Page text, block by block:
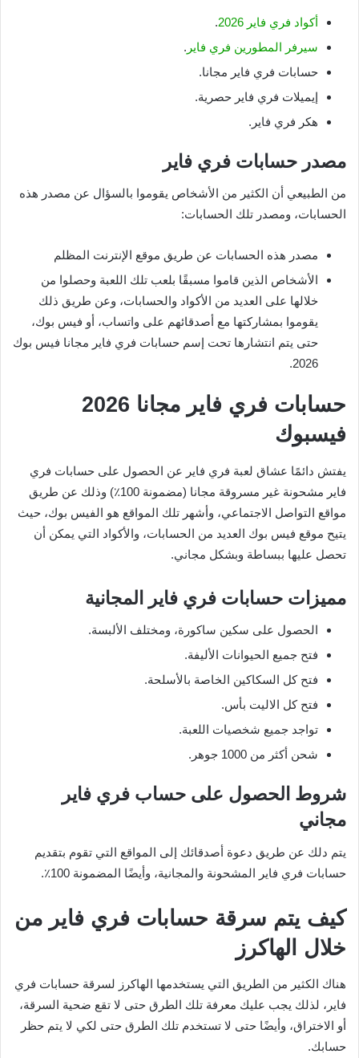
أكواد فري فاير 2026
.
سيرفر المطورين فري فاير .
حسابات فري فاير مجانا.
إيميلات فري فاير حصرية.
هكر فري فاير.
مصدر حسابات فري فاير
من الطبيعي أن الكثير من الأشخاص يقوموا بالسؤال عن مصدر هذه
الحسابات، ومصدر تلك الحسابات:
مصدر هذه الحسابات عن طريق موقع الإنترنت المظلم
الأشخاص الذين قاموا مسبقًا بلعب تلك اللعبة وحصلوا من
خلالها على العديد من الأكواد والحسابات، وعن طريق ذلك
يقوموا بمشاركتها مع أصدقائهم على واتساب، أو فيس بوك،
حتى يتم انتشارها تحت إسم حسابات فري فاير مجانا فيس بوك
2026.
حسابات فري فاير مجانا 2026
فيسبوك
يفتش دائمًا عشاق لعبة فري فاير عن الحصول على حسابات فري
فاير مشحونة غير مسروقة مجانا (مضمونة 100٪) وذلك عن طريق
مواقع التواصل الاجتماعي، وأشهر تلك المواقع هو الفيس بوك، حيث
يتيح موقع فيس بوك العديد من الحسابات، والأكواد التي يمكن أن
تحصل عليها ببساطة وبشكل مجاني.
مميزات حسابات فري فاير المجانية
الحصول على سكين ساكورة، ومختلف الألبسة.
فتح جميع الحيوانات الأليفة.
فتح كل السكاكين الخاصة بالأسلحة.
فتح كل الاليت بأس.
تواجد جميع شخصيات اللعبة.
شحن أكثر من 1000 جوهر.
شروط الحصول على حساب فري فاير
مجاني
يتم دلك عن طريق دعوة أصدقائك إلى المواقع التي تقوم بتقديم
حسابات فري فاير المشحونة والمجانية، وأيضًا المضمونة 100٪.
كيف يتم سرقة حسابات فري فاير من
خلال الهاكرز
هناك الكثير من الطريق التي يستخدمها الهاكرز لسرقة حسابات فري
فاير، لذلك يجب عليك معرفة تلك الطرق حتى لا تقع ضحية السرقة،
أو الاختراق، وأيضًا حتى لا تستخدم تلك الطرق حتى لكي لا يتم حظر
حسابك.